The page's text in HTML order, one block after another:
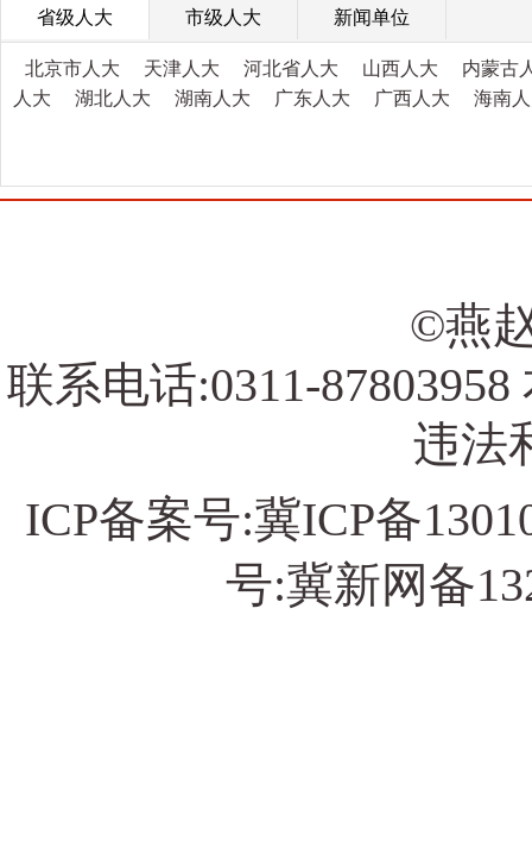
省级人大 市级人大 新闻单位
北京市人大 天津人大 河北省人大 山西人大
内蒙古
人大
湖北人大 湖南人大 广东人大 广西人大 海南
©燕
联系电话:0311-
违法
ICP备案号:冀ICP备
号:冀新网备